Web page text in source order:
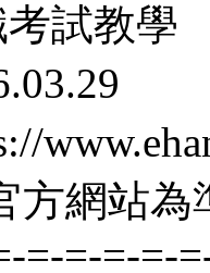
試教學
方網站為
=-=-=-=-